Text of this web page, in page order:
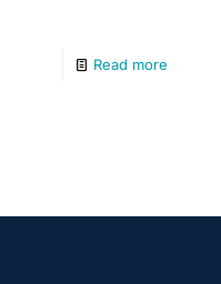
Read more